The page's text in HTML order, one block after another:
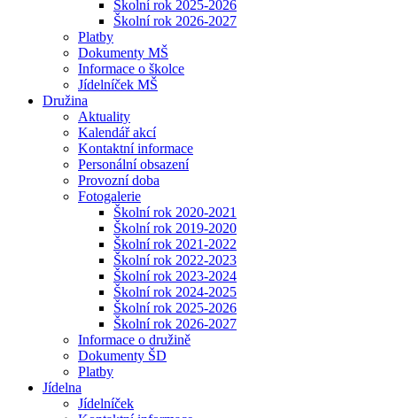
Školní rok 2025-2026
Školní rok 2026-2027
Platby
Dokumenty MŠ
Informace o školce
Jídelníček MŠ
Družina
Aktuality
Kalendář akcí
Kontaktní informace
Personální obsazení
Provozní doba
Fotogalerie
Školní rok 2020-2021
Školní rok 2019-2020
Školní rok 2021-2022
Školní rok 2022-2023
Školní rok 2023-2024
Školní rok 2024-2025
Školní rok 2025-2026
Školní rok 2026-2027
Informace o družině
Dokumenty ŠD
Platby
Jídelna
Jídelníček